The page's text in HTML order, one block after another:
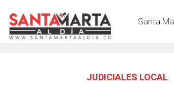
Santa
JUDICIALES LOCAL